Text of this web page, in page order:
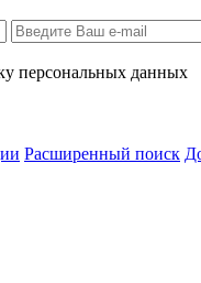
персональных данных
Расширенный поиск